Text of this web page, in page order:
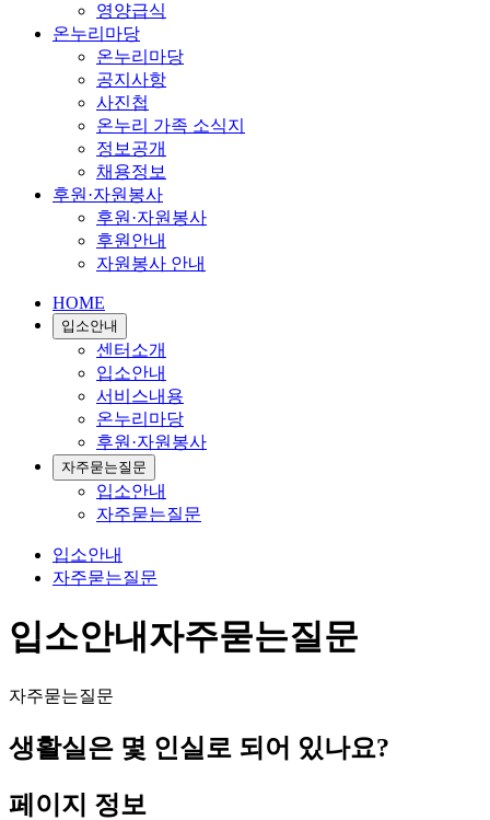
영양급식
온누리마당
온누리마당
공지사항
사진첩
온누리 가족 소식지
정보공개
채용정보
후원·자원봉사
후원·자원봉사
후원안내
자원봉사 안내
HOME
입소안내
센터소개
입소안내
서비스내용
온누리마당
후원·자원봉사
자주묻는질문
입소안내
자주묻는질문
입소안내
자주묻는질문
입소안내자주묻는질문
자주묻는질문
생활실은 몇 인실로 되어 있나요?
페이지 정보